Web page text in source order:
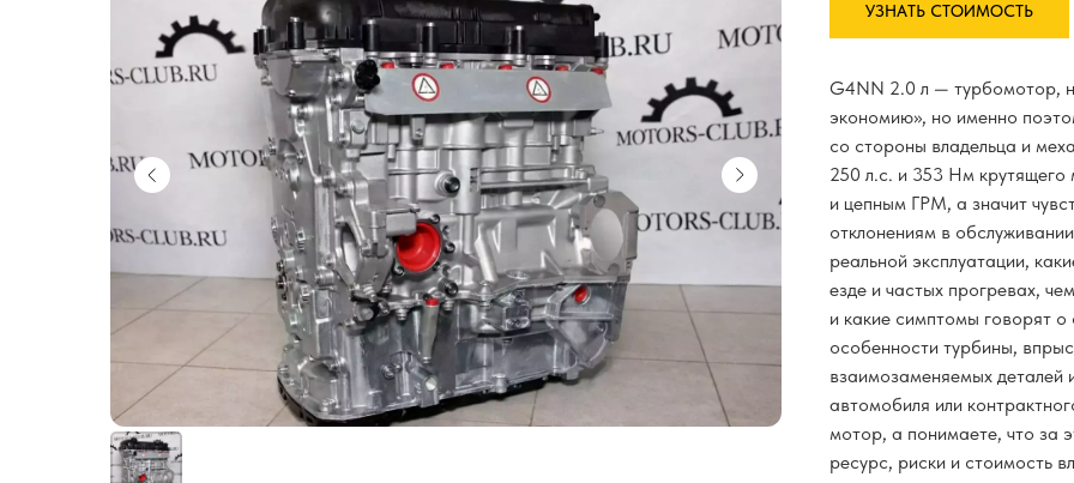
УЗНАТЬ СТОИМОСТЬ
G4NN 2.0 л — турбомотор,
экономию», но именно
со стороны владельца и
250 л.с. и 353 Нм
и цепным ГРМ, а значит
отклонениям в
реальной эксплуатации,
езде и частых прогревах,
и какие симптомы говорят
особенности турбины,
взаимозаменяемых деталей
автомобиля или
мотор, а понимаете, что за
ресурс, риски и стоимость